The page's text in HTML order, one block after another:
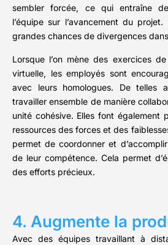
sembler forcée, ce qui entraîne
l’équipe sur l’avancement du
grandes chances de divergences
Lorsque l’on mène des exercices
virtuelle, les employés sont
avec leurs homologues. De telles
travailler ensemble de manière
unité cohésive. Elles font également
ressources des forces et des
permet de coordonner et
de leur compétence. Cela permet
des efforts précieux.
4. Augmente la
Avec des équipes travaillant à